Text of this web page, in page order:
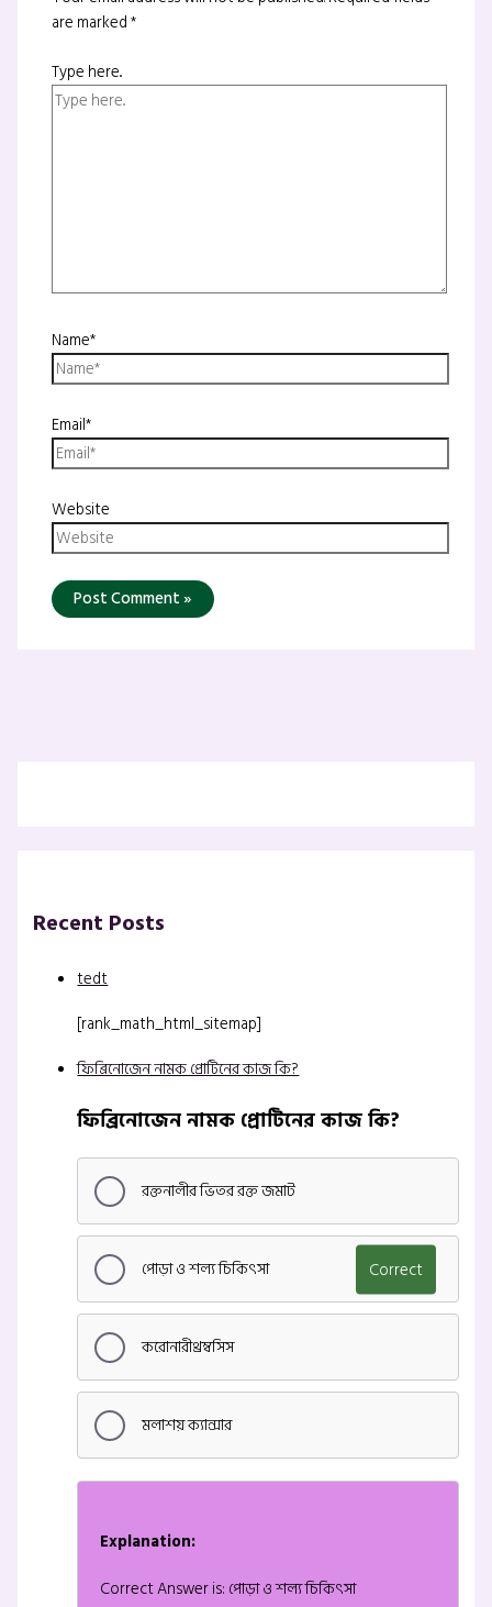
are marked*
Type here..
Name*
Email*
Website
Recent Posts
tedt
[rank_math_html_sitemap]
ফিব্রিনোজেন নামক প্রোটিনের কাজ কি?
ফিব্রিনোজেন নামক প্রোটিনের কাজ কি?
রক্তনালীর ভিতর রক্ত জমাট
পোড়া ও শল্য চিকিৎসা Correct
করোনারীথ্রম্বসিস
মলাশয় ক্যান্সার
Explanation:
Correct Answer is: পোড়া ও শল্য চিকিৎসা